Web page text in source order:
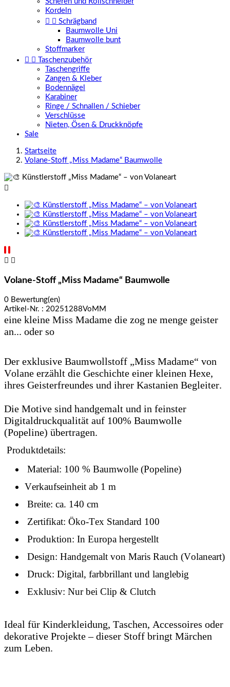
Kordeln
  Schrägband
Baumwolle Uni
Baumwolle bunt
Stoffmarker
 
Taschenzubehör
Taschengriffe
Zangen & Kleber
Bodennägel
Karabiner
Ringe / Schnallen / Schieber
Verschlüsse
Nieten, Ösen & Druckknöpfe
Sale
Startseite
Volane-Stoff „Miss Madame“ Baumwolle

 
Volane-Stoff „Miss Madame“ Baumwolle
0 Bewertung(en)
Artikel-Nr. : 20251288VoMM
eine kleine Miss Madame die zog ne menge geister
an... oder so
Der exklusive Baumwollstoff „Miss Madame“ von
Volane erzählt die Geschichte einer kleinen Hexe,
ihres Geisterfreundes und ihrer Kastanien Begleiter.
Die Motive sind handgemalt und in feinster
Digitaldruckqualität auf 100% Baumwolle
(Popeline) übertragen.
Produktdetails:
Material: 100 % Baumwolle (Popeline)
Verkaufseinheit ab 1 m
Breite: ca. 140 cm
Zertifikat: Öko-Tex Standard 100
Produktion: In Europa hergestellt
Design: Handgemalt von Maris Rauch (Volaneart)
Druck: Digital, farbbrillant und langlebig
Exklusiv: Nur bei Clip & Clutch
Ideal für Kinderkleidung, Taschen, Accessoires oder
dekorative Projekte – dieser Stoff bringt Märchen
zum Leben.